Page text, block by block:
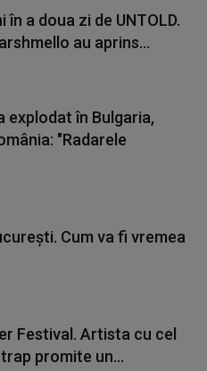
a doua zi de UNTOLD.
au aprins...
explodat în Bulgaria,
"Radarele
Cum va fi vremea
Festival. Artista cu cel
promite un...